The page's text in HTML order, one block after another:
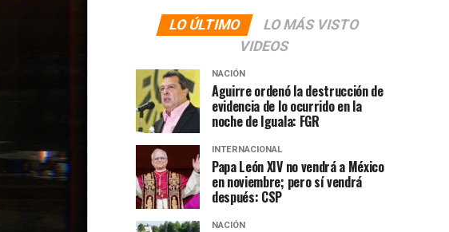
LO ÚLTIMO
LO MÁS VISTO
VIDEOS
NACIÓN
Aguirre ordenó la destrucción de
evidencia de lo ocurrido en la
noche de Iguala: FGR
INTERNACIONAL
Papa León XIV no vendrá a México
en noviembre; pero sí vendrá
después: CSP
NACIÓN